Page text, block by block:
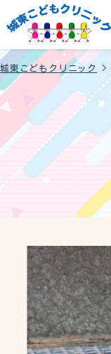
城東こどもクリニック >